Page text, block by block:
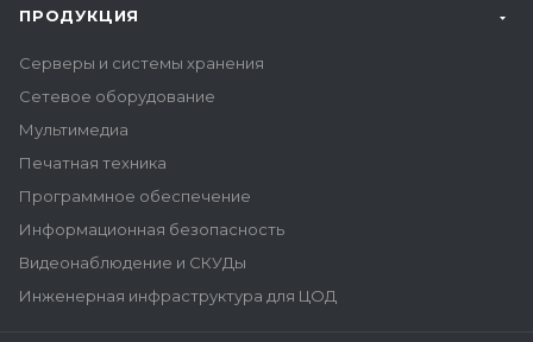
ПРОДУКЦИЯ
Серверы и системы хранения
Сетевое оборудование
Мультимедиа
Печатная техника
Программное обеспечение
Информационная безопасность
Видеонаблюдение и СКУДы
Инженерная инфраструктура для ЦОД